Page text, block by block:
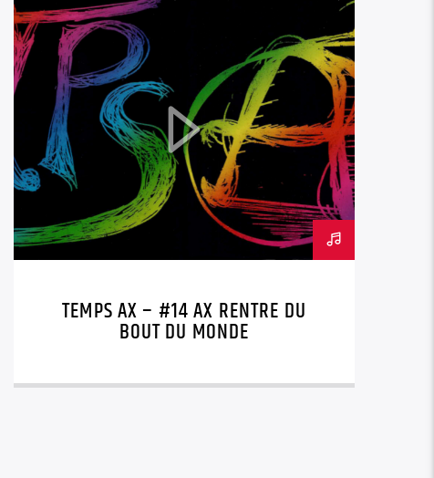
TEMPS AX – #14 AX RENTRE DU
BOUT DU MONDE